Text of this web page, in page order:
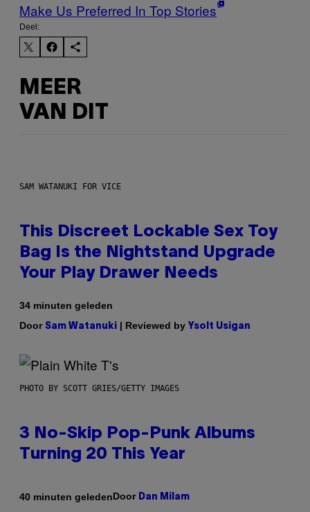
Make Us Preferred In Top Stories
Deel:
MEER
VAN DIT
SAM WATANUKI FOR VICE
This Discreet Lockable Sex Toy
Bag Is the Nightstand Upgrade
Your Play Drawer Needs
34 minuten geleden
Door Sam Watanuki | Reviewed by Ysolt Usigan
PHOTO BY SCOTT GRIES/GETTY IMAGES
3 No-Skip Pop-Punk Albums
Turning 20 This Year
40 minuten geledenDoor Dan Milam